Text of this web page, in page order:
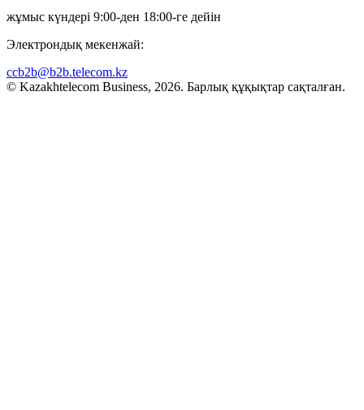
жұмыс күндері 9:00-ден 18:00-ге дейін
Электрондық мекенжай:
ccb2b@b2b.telecom.kz
© Kazakhtelecom Business, 2026. Барлық құқықтар сақталған.